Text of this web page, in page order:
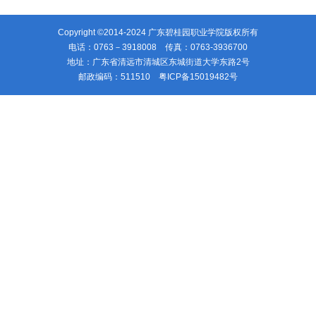
Copyright ©2014-2024 广东碧桂园职业学院版权所有
电话：0763－3918008 传真：0763-3936700
地址：广东省清远市清城区东城街道大学东路2号
邮政编码：511510 粤ICP备15019482号